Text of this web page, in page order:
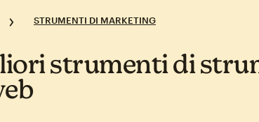
STRUMENTI DI MARKETING
strumenti di